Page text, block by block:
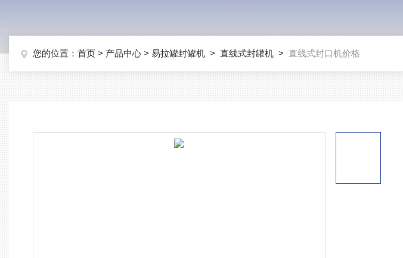
您的位置： 首页 > 产品中心 > 易拉罐封罐机 > 直线式封罐机 > 直线式封口机价格